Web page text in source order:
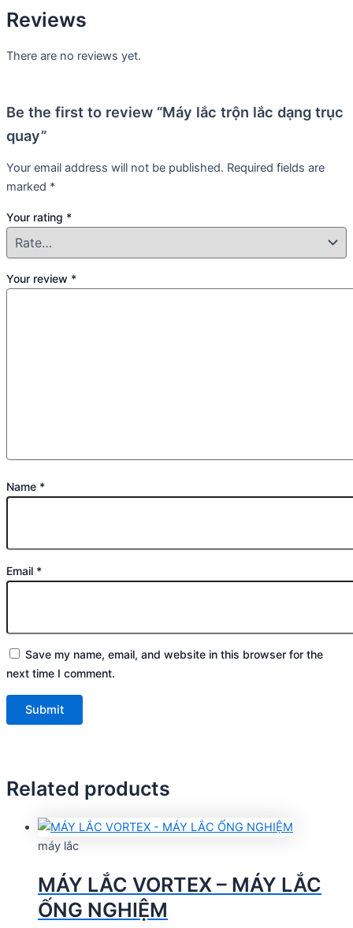
Reviews
There are no reviews yet.
Be the first to review “Máy lắc trộn lắc dạng trục
quay”
Your email address will not be published. Required fields are
marked *
Your rating *
Your review *
Name *
Email *
Save my name, email, and website in this browser for the
next time I comment.
Related products
máy lắc
MÁY LẮC VORTEX – MÁY LẮC
ỐNG NGHIỆM